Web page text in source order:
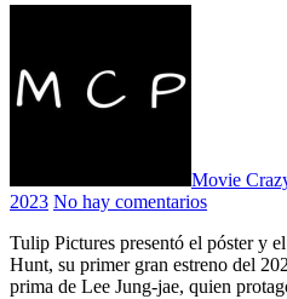
Movie
2023 No hay comentarios
Tulip Pictures presentó el póster y el trailer oficial de Operación
Hunt, su primer gran estreno del
prima de Lee Jung-jae, quien